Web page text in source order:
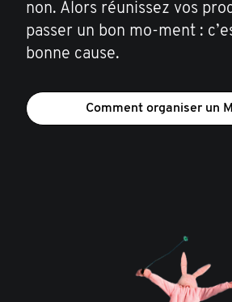
non. Alors réunissez vos
passer un bon mo-ment :
bonne cause.
Comment organiser un